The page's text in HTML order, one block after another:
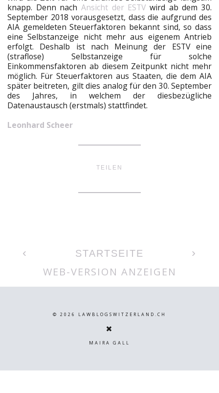
knapp. Denn nach Ansicht der ESTV wird ab dem 30.
September 2018 vorausgesetzt, dass die aufgrund des
AIA gemeldeten Steuerfaktoren bekannt sind, so dass
eine Selbstanzeige nicht mehr aus eigenem Antrieb
erfolgt. Deshalb ist nach Meinung der ESTV eine
(straflose) Selbstanzeige für solche
Einkommensfaktoren ab diesem Zeitpunkt nicht mehr
möglich. Für Steuerfaktoren aus Staaten, die dem AIA
später beitreten, gilt dies analog für den 30. September
des Jahres, in welchem der diesbezügliche
Datenaustausch (erstmals) stattfindet.
Leonhard Scheer
TEILEN
‹ ›
STARTSEITE
WEB-VERSION ANZEIGEN
© 2026 LAWBLOGSWITZERLAND.CH
MAIRA GALL